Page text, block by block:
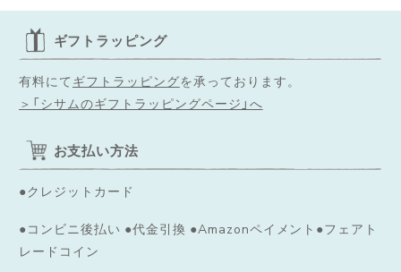
ギフトラッピング
有料にて ギフトラッピングを承っております。
＞「シサムのギフトラッピングページ」へ
お支払い方法
●クレジットカード
●コンビニ後払い ●代金引換 ●Amazonペイメント●フェアト
レードコイン